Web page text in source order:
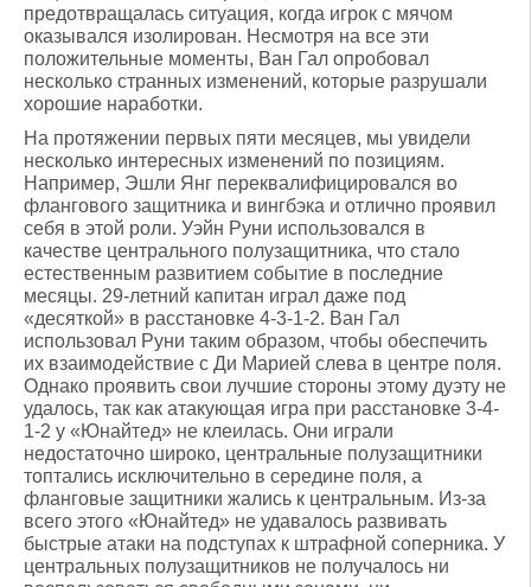
предотвращалась ситуация, когда игрок с мячом
оказывался изолирован. Несмотря на все эти
положительные моменты, Ван Гал опробовал
несколько странных изменений, которые разрушали
хорошие наработки.
На протяжении первых пяти месяцев, мы увидели
несколько интересных изменений по позициям.
Например, Эшли Янг переквалифицировался во
флангового защитника и вингбэка и отлично проявил
себя в этой роли. Уэйн Руни использовался в
качестве центрального полузащитника, что стало
естественным развитием событие в последние
месяцы. 29-летний капитан играл даже под
«десяткой» в расстановке 4-3-1-2. Ван Гал
использовал Руни таким образом, чтобы обеспечить
их взаимодействие с Ди Марией слева в центре поля.
Однако проявить свои лучшие стороны этому дуэту не
удалось, так как атакующая игра при расстановке 3-4-
1-2 у «Юнайтед» не клеилась. Они играли
недостаточно широко, центральные полузащитники
топтались исключительно в середине поля, а
фланговые защитники жались к центральным. Из-за
всего этого «Юнайтед» не удавалось развивать
быстрые атаки на подступах к штрафной соперника. У
центральных полузащитников не получалось ни